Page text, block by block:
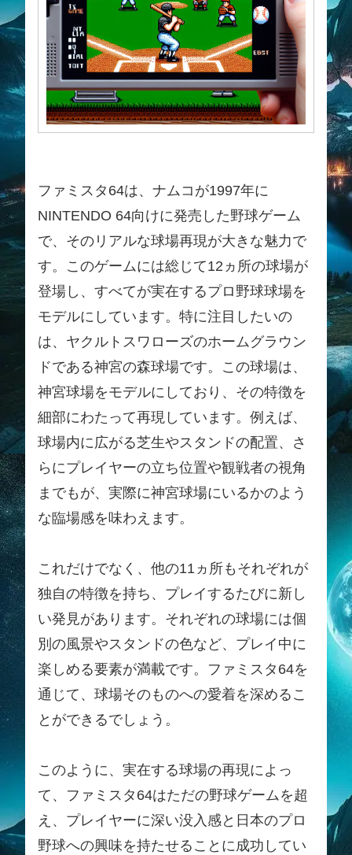
ファミスタ64は、ナムコが1997年に
NINTENDO 64向けに発売した野球ゲーム
で、そのリアルな球場再現が大きな魅力で
す。このゲームには総じて12ヵ所の球場が
登場し、すべてが実在するプロ野球球場を
モデルにしています。特に注目したいの
は、ヤクルトスワローズのホームグラウン
ドである神宮の森球場です。この球場は、
神宮球場をモデルにしており、その特徴を
細部にわたって再現しています。例えば、
球場内に広がる芝生やスタンドの配置、さ
らにプレイヤーの立ち位置や観戦者の視角
までもが、実際に神宮球場にいるかのよう
な臨場感を味わえます。
これだけでなく、他の11ヵ所もそれぞれが
独自の特徴を持ち、プレイするたびに新し
い発見があります。それぞれの球場には個
別の風景やスタンドの色など、プレイ中に
楽しめる要素が満載です。ファミスタ64を
通じて、球場そのものへの愛着を深めるこ
とができるでしょう。
このように、実在する球場の再現によっ
て、ファミスタ64はただの野球ゲームを超
え、プレイヤーに深い没入感と日本のプロ
野球への興味を持たせることに成功してい